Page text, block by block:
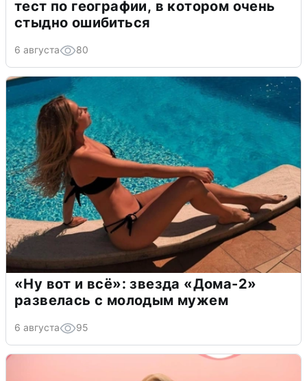
тест по географии, в котором очень
стыдно ошибиться
6 августа 80
«Ну вот и всё»: звезда «Дома-2»
развелась с молодым мужем
6 августа 95